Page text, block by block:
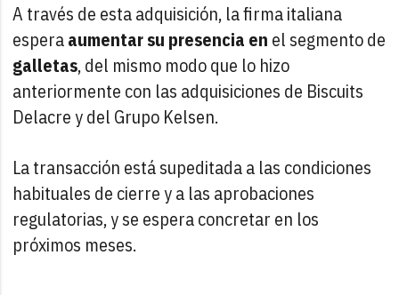
A través de esta adquisición, la firma italiana
esperaaumentar su presencia en el segmento de
galletas, del mismo modo que lo hizo
anteriormente con las adquisiciones de Biscuits
Delacre y del Grupo Kelsen.
La transacción está supeditada a las condiciones
habituales de cierre y a las aprobaciones
regulatorias, y se espera concretar en los
próximos meses.